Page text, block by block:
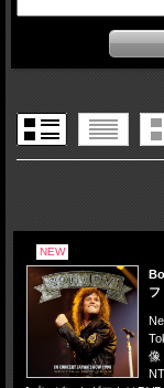
NEW
フ
像